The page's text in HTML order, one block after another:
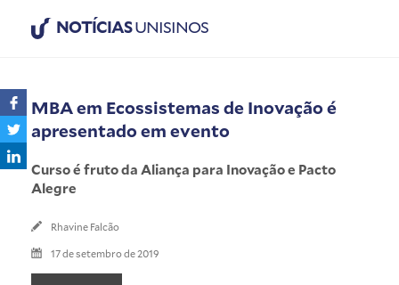
NOTÍCIASUNISINOS
MBA em Ecossistemas de Inovação é
apresentado em evento
Curso é fruto da Aliança para Inovação e Pacto
Alegre
Rhavine Falcão
17 de setembro de 2019